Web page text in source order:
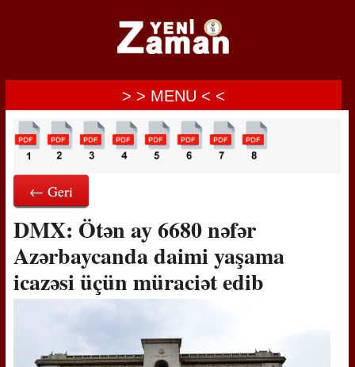
> > MENU < <
← Geri
DMX: Ötən ay 6680 nəfər
Azərbaycanda daimi yaşama
icazəsi üçün müraciət edib